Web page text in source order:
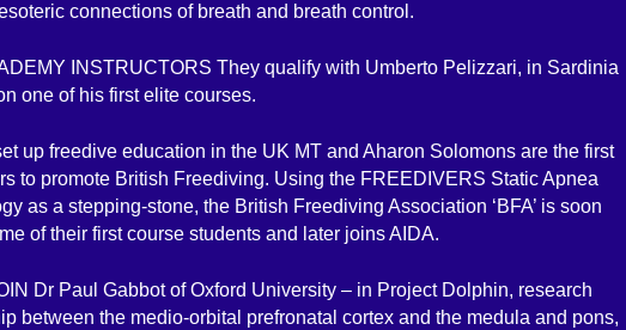
connections of breath and breath control.
INSTRUCTORS They qualify with Umberto Pelizzari, in Sardinia
one of his first elite courses.
up freedive education in the UK MT and Aharon Solomons are the first
to promote British Freediving. Using the FREEDIVERS Static Apnea
as a stepping-stone, the British Freediving Association ‘BFA’ is soon
of their first course students and later joins AIDA.
Dr Paul Gabbot of Oxford University – in Project Dolphin, research
between the medio-orbital prefronatal cortex and the medula and pons,